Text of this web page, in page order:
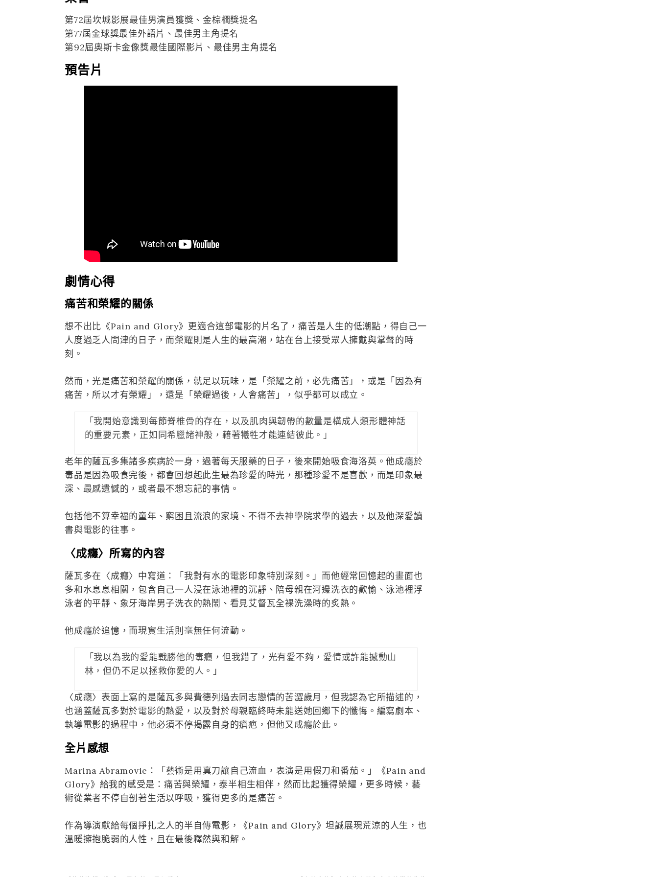
第72屆坎城影展最佳男演員獲獎、金棕櫚獎提名
第77屆金球獎最佳外語片、最佳男主角提名
第92屆奧斯卡金像獎最佳國際影片、最佳男主角提名
預告片
劇情心得
痛苦和榮耀的關係
想不出比《Pain and Glory》更適合這部電影的片名了，痛苦是人生的低潮點，得自己一
人度過乏人問津的日子，而榮耀則是人生的最高潮，站在台上接受眾人擁戴與掌聲的時
刻。
然而，光是痛苦和榮耀的關係，就足以玩味，是「榮耀之前，必先痛苦」，或是「因為有
痛苦，所以才有榮耀」，還是「榮耀過後，人會痛苦」，似乎都可以成立。
「我開始意識到每節脊椎骨的存在，以及肌肉與韌帶的數量是構成人類形體神話
的重要元素，正如同希臘諸神般，藉著犧牲才能連結彼此。」
老年的薩瓦多集諸多疾病於一身，過著每天服藥的日子，後來開始吸食海洛英。他成癮於
毒品是因為吸食完後，都會回想起此生最為珍愛的時光，那種珍愛不是喜歡，而是印象最
深、最感遺憾的，或者最不想忘記的事情。
包括他不算幸福的童年、窮困且流浪的家境、不得不去神學院求學的過去，以及他深愛讀
書與電影的往事。
〈成癮〉所寫的內容
薩瓦多在〈成癮〉中寫道：「我對有水的電影印象特別深刻。」而他經常回憶起的畫面也
多和水息息相關，包含自己一人浸在泳池裡的沉靜、陪母親在河邊洗衣的歡愉、泳池裡浮
泳者的平靜、象牙海岸男子洗衣的熱鬧、看見艾督瓦全裸洗澡時的炙熱。
他成癮於追憶，而現實生活則毫無任何流動。
「我以為我的愛能戰勝他的毒癮，但我錯了，光有愛不夠，愛情或許能撼動山
林，但仍不足以拯救你愛的人。」
〈成癮〉表面上寫的是薩瓦多與費德列過去同志戀情的苦澀歲月，但我認為它所描述的，
也涵蓋薩瓦多對於電影的熱愛，以及對於母親臨終時未能送她回鄉下的懺悔。編寫劇本、
執導電影的過程中，他必須不停揭露自身的瘡疤，但他又成癮於此。
全片感想
Marina Abramovie：「藝術是用真刀讓自己流血，表演是用假刀和番茄。」《Pain and
Glory》給我的感受是：痛苦與榮耀，泰半相生相伴，然而比起獲得榮耀，更多時候，藝
術從業者不停自剖著生活以呼吸，獲得更多的是痛苦。
作為導演獻給每個掙扎之人的半自傳電影，《Pain and Glory》坦誠展現荒涼的人生，也
溫暖擁抱脆弱的人性，且在最後釋然與和解。